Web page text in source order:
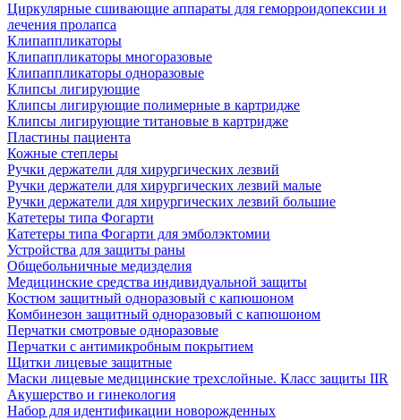
Циркулярные сшивающие аппараты для геморроидопексии и
лечения пролапса
Клипаппликаторы
Клипаппликаторы многоразовые
Клипаппликаторы одноразовые
Клипсы лигирующие
Клипсы лигирующие полимерные в картридже
Клипсы лигирующие титановые в картридже
Пластины пациента
Кожные степлеры
Ручки держатели для хирургических лезвий
Ручки держатели для хирургических лезвий малые
Ручки держатели для хирургических лезвий большие
Катетеры типа Фогарти
Катетеры типа Фогарти для эмболэктомии
Устройства для защиты раны
Общебольничные медизделия
Медицинские средства индивидуальной защиты
Костюм защитный одноразовый с капюшоном
Комбинезон защитный одноразовый с капюшоном
Перчатки смотровые одноразовые
Перчатки с антимикробным покрытием
Щитки лицевые защитные
Маски лицевые медицинские трехслойные. Класс защиты IIR
Акушерство и гинекология
Набор для идентификации новорожденных